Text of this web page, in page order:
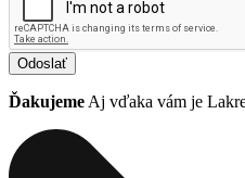
Odoslať
Ďakujeme Aj vďaka vám je